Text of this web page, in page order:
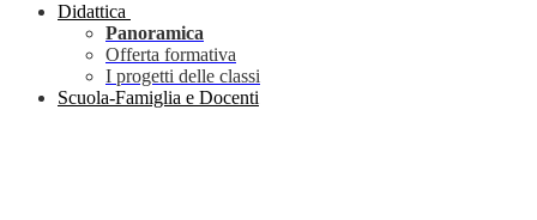
Didattica
Panoramica
Offerta formativa
I progetti delle classi
Scuola-Famiglia e Docenti